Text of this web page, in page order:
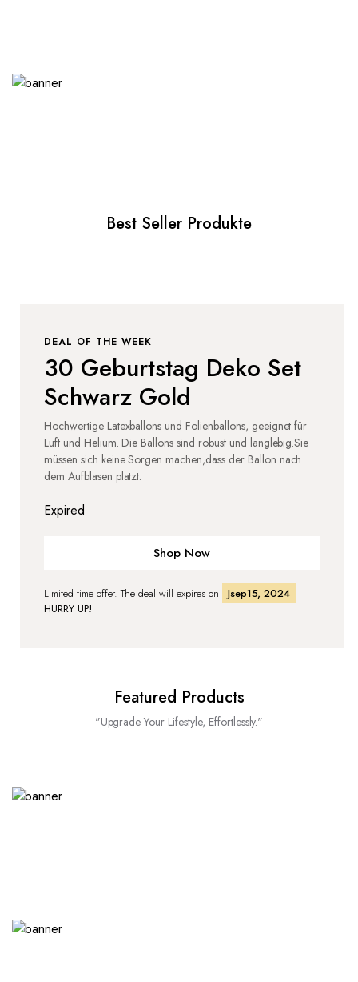
Best Seller Produkte
DEAL OF THE WEEK
30 Geburtstag Deko Set
Schwarz Gold
Hochwertige Latexballons und Folienballons, geeignet für
Luft und Helium. Die Ballons sind robust und langlebig.Sie
müssen sich keine Sorgen machen,dass der Ballon nach
dem Aufblasen platzt.
Expired
Shop Now
Limited time offer. The deal will expires on
Jsep15, 2024
HURRY UP!
Featured Products
"Upgrade Your Lifestyle, Effortlessly."